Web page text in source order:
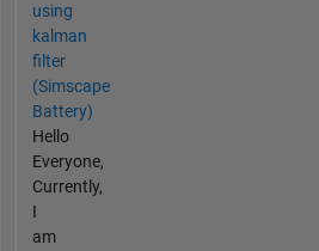
using
kalman
filter
(Simscape
Battery)
Hello
Everyone,
Currently,
I
am